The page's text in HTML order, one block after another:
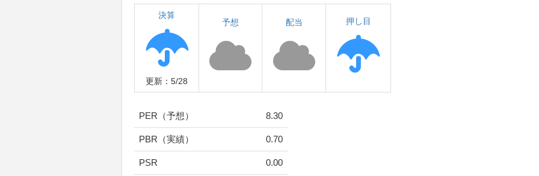
決算
更新：5/28
予想 配当 押し目
PER（予想） 8.30
PBR（実績） 0.70
PSR 0.00